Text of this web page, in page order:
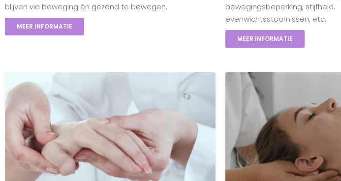
blijven via beweging én gezond te bewegen.
MEER INFORMATIE
bewegingsbeperking, stijfheid,
evenwichtsstoornissen, etc.
MEER INFORMATIE